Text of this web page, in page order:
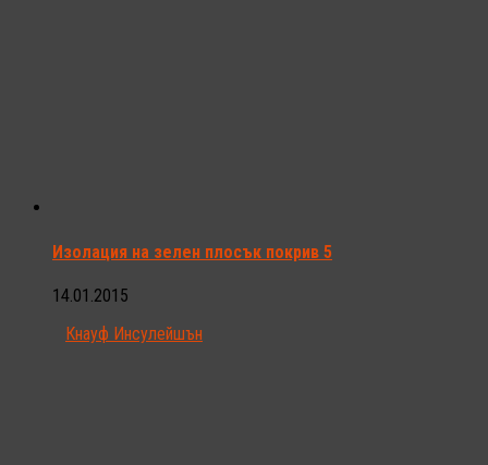
Изолация на зелен плосък покрив 5
14.01.2015
Кнауф Инсулейшън